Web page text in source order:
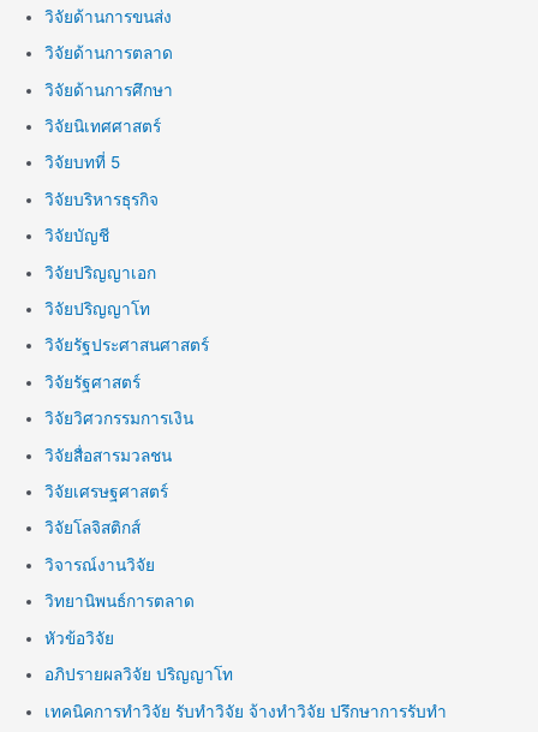
วิจัยด้านการขนส่ง
วิจัยด้านการตลาด
วิจัยด้านการศึกษา
วิจัยนิเทศศาสตร์
วิจัยบทที่ 5
วิจัยบริหารธุรกิจ
วิจัยบัญชี
วิจัยปริญญาเอก
วิจัยปริญญาโท
วิจัยรัฐประศาสนศาสตร์
วิจัยรัฐศาสตร์
วิจัยวิศวกรรมการเงิน
วิจัยสื่อสารมวลชน
วิจัยเศรษฐศาสตร์
วิจัยโลจิสติกส์
วิจารณ์งานวิจัย
วิทยานิพนธ์การตลาด
หัวข้อวิจัย
อภิปรายผลวิจัย ปริญญาโท
เทคนิคการทำวิจัย รับทำวิจัย จ้างทำวิจัย ปรึกษาการรับทำ